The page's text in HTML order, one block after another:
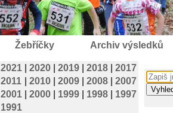
Žebříčky Archiv výsledků
2021 2020 2019 2018
2017
2011 2010 2009 2008
2007
2001 2000 1999 1998
1997
1991